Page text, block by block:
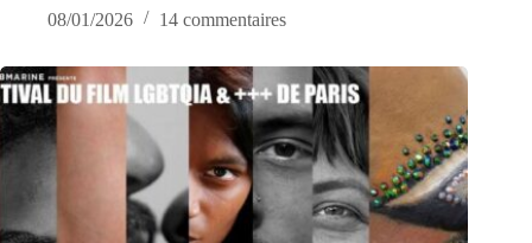
08/01/2026
14 commentaires